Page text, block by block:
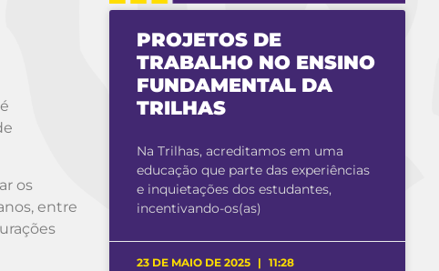
é
os
entre
PROJETOS DE
TRABALHO NO ENSINO
FUNDAMENTAL DA
TRILHAS
Na Trilhas, acreditamos em uma
educação que parte das experiências
e inquietações dos estudantes,
incentivando-os(as)
23 DE MAIO DE 2025 11:28